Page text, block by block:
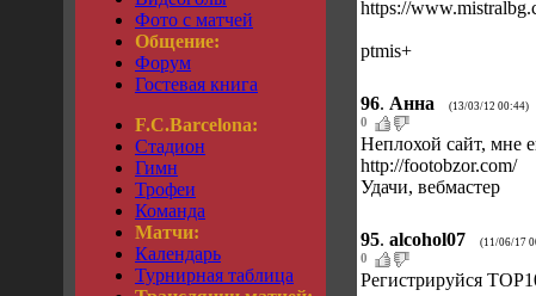
Фото с матчей
Общение:
Форум
Гостевая книга
F.C.Barcelona:
Стадион
Гимн
Трофеи
Команда
Матчи:
Календарь
Турнирная таблица
https://
ptmis+
96. Анна (13/03/12 00:44)
0
Неплохой сайт, мне
http://footobzor.com/
Удачи, вебмастер
95. alcohol07 (11/06/17
0
Регистрируйся